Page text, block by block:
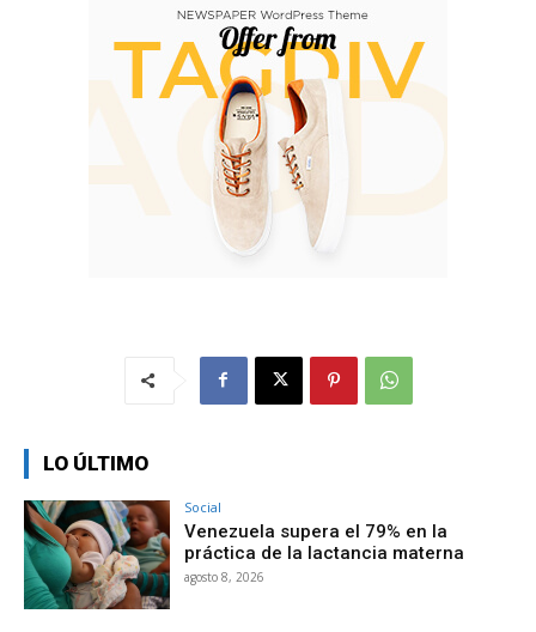
LO ÚLTIMO
Social
Venezuela supera el 79% en la
práctica de la lactancia materna
agosto 8, 2026